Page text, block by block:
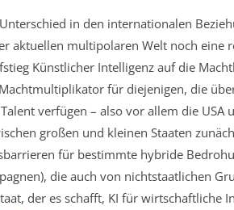
in den internationalen
aktuellen multipolaren Welt noch eine
Künstlicher Intelligenz auf die
für diejenigen, die
verfügen – also vor allem die USA
großen und kleinen Staaten
für bestimmte hybride
die auch von nichtstaatlichen
der es schafft, KI für wirtschaftliche